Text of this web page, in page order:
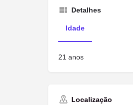
Detalhes
Idade
21 anos
Localização